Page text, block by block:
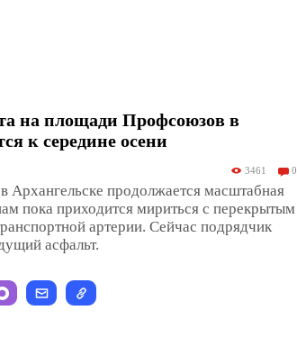
на площади Профсоюзов в
к середине осени
3461 0
продолжается масштабная
пока приходится мириться с перекрытым
артерии. Сейчас подрядчик
асфальт.